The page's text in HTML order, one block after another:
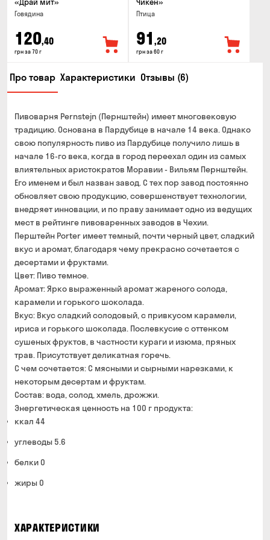
Говядина
120,40
грн за 70 г
Птица
91 ,20
грн за 60 г
Про товар Характеристики Отзывы (6)
Пивоварня Pernstejn (Пернштейн) имеет многовековую
традицию. Основана в Пардубице в начале 14 века. Однако
свою популярность пиво из Пардубице получило лишь в
начале 16-го века, когда в город переехал один из самых
влиятельных аристократов Моравии - Вильям Пернштейн.
Его именем и был назван завод. С тех пор завод постоянно
обновляет свою продукцию, совершенствует технологии,
внедряет инновации, и по праву занимает одно из ведущих
мест в рейтинге пивоваренных заводов в Чехии.
Перштейн Porter имеет темный, почти черный цвет, сладкий
вкус и аромат, благодаря чему прекрасно сочетается с
десертами и фруктами.
Цвет: Пиво темное.
Аромат: Ярко выраженный аромат жареного солода,
карамели и горького шоколада.
Вкус: Вкус сладкий солодовый, с привкусом карамели,
ириса и горького шоколада. Послевкусие с оттенком
сушеных фруктов, в частности кураги и изюма, пряных
трав. Присутствует деликатная горечь.
С чем сочетается: C мясными и сырными нарезками, к
некоторым десертам и фруктам.
Состав: вода, солод, хмель, дрожжи.
Энергетическая ценность на 100 г продукта:
ккал 44
углеводы 5.6
белки 0
жиры 0
ХАРАКТЕРИСТИКИ